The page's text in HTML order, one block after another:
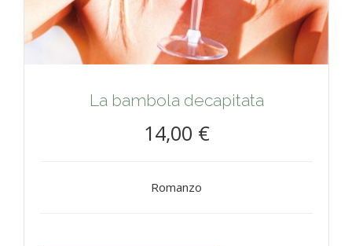
La bambola decapitata
14,00 €
Romanzo